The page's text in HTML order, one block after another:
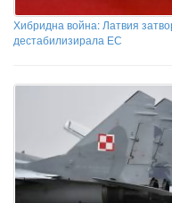
Хибридна война: Латвия
дестабилизирала ЕС